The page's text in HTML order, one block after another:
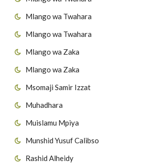
Mlango wa Twahara
Mlango wa Twahara
Mlango wa Zaka
Mlango wa Zaka
Msomaji Samir Izzat
Muhadhara
Muislamu Mpiya
Munshid Yusuf Calibso
Rashid Alheidy